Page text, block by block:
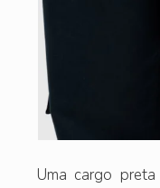
Uma cargo